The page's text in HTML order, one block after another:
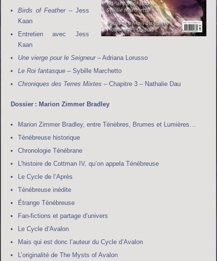
Birds of Feather– Jess
Kaan
Entretien avec Jess
Kaan
Une vierge pour le Seigneur– Adriana Lorusso
Le Roi fantasque – Sybille Marchetto
Chroniques des Terres Mixtes – Chapitre 3 – Nathalie Dau
Dossier : Marion Zimmer Bradley
Marion Zimmer Bradley, entre Ténèbres, Brumes et Lumières…
Ténébreuse historique
Chronologie Ténébrane
L’histoire de Cottman IV, qu’on appela Ténébreuse
Le Cycle de l’Après
Ténébreuse inédite
Étrange Ténébreuse
Fan-fictions et partage d’univers
Le Cycle d’Avalon
Mais qui est donc l’auteur du Cycle d’Avalon
L’originalité de The Mysts of Avalon